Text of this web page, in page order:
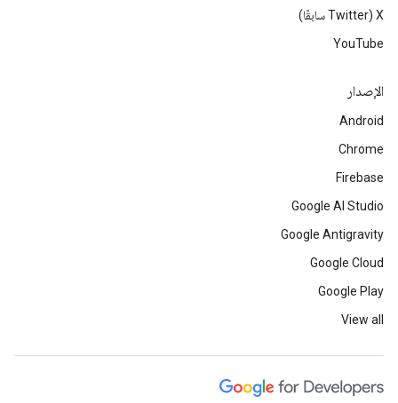
‫X ‏(Twitter سابقًا)
YouTube
الإصدار
Android
Chrome
Firebase
Google AI Studio
Google Antigravity
Google Cloud
Google Play
View all